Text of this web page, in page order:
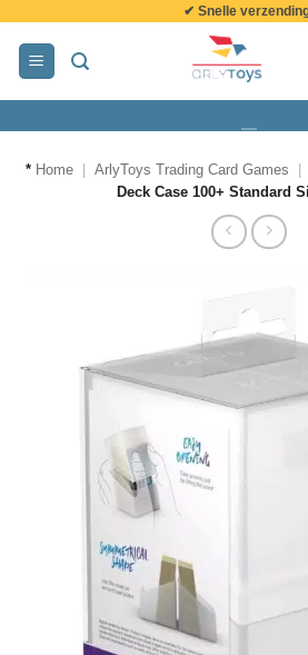
inhoud
✔ Snelle
* Home ArlyToys Trading Card Games
Deck Case 100+ Standard